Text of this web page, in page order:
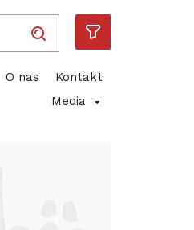
O nas
Kontakt
Media